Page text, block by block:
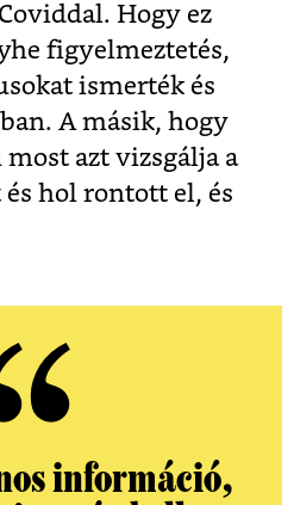
Hogy ez
figyelmeztetés,
ismerték és
A másik, hogy
azt vizsgálja a
hol rontott el, és
információ,